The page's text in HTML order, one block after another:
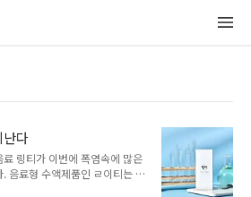
난다
링티가 이번에 폭염속에 많은
음료형 수액제품인 ㄹ이티는 의
인들에게 위급 상황이 발생했